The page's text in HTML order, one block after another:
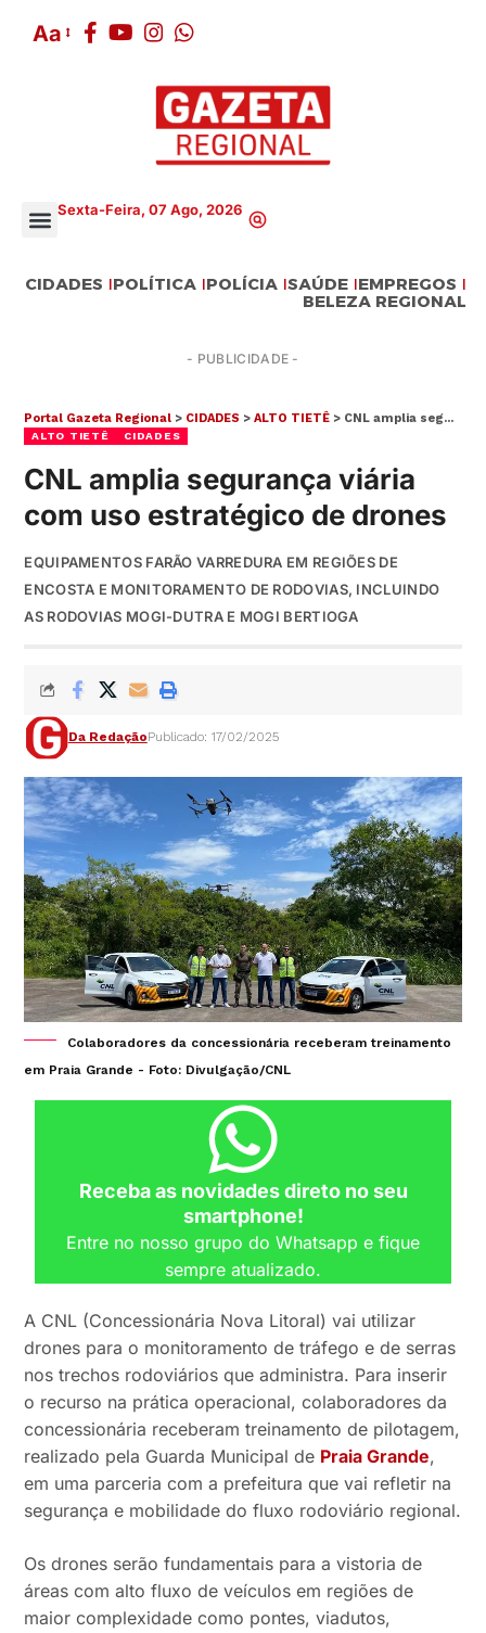
Aa
Sexta-Feira, 07 Ago, 2026
CIDADES POLÍTICA POLÍCIA SAÚDE EMPREGOS
BELEZA REGIONAL
- PUBLICIDADE -
Portal Gazeta Regional > CIDADES >ALTO TIETÊ > CNL amplia segurança viária com uso estratégico de drones
ALTO TIETÊ CIDADES
CNL amplia segurança viária
com uso estratégico de drones
EQUIPAMENTOS FARÃO VARREDURA EM REGIÕES DE
ENCOSTA E MONITORAMENTO DE RODOVIAS, INCLUINDO
AS RODOVIAS MOGI-DUTRA E MOGI BERTIOGA
Da RedaçãoPublicado: 17/02/2025
Colaboradores da concessionária receberam treinamento
em Praia Grande - Foto: Divulgação/CNL
Receba as novidades direto no seu
smartphone!
Entre no nosso grupo do Whatsapp e fique
sempre atualizado.
A CNL (Concessionária Nova Litoral) vai utilizar
drones para o monitoramento de tráfego e de serras
nos trechos rodoviários que administra. Para inserir
o recurso na prática operacional, colaboradores da
concessionária receberam treinamento de pilotagem,
realizado pela Guarda Municipal de Praia Grande,
em uma parceria com a prefeitura que vai refletir na
segurança e mobilidade do fluxo rodoviário regional.
Os drones serão fundamentais para a vistoria de
áreas com alto fluxo de veículos em regiões de
maior complexidade como pontes, viadutos,